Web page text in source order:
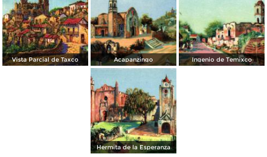
Vista Parcial de Taxco Acapanzingo Ingenio de Temixco
Hermita de la Esperanza